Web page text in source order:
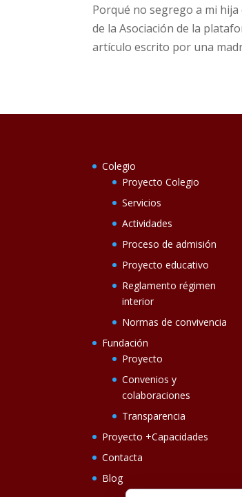
Porqué no segrego a mi hija
de la Asociación de la
artículo escrito por una
Colegio
Proyecto Colegio
Servicios
Actividades
Proceso de admisión
Proyecto educativo
Reglamento régimen
interior
Normas de convivencia
Fundación
Proyecto
Convenios y
colaboraciones
Transparencia
Proyecto +Capacidades
Contacta
Blog